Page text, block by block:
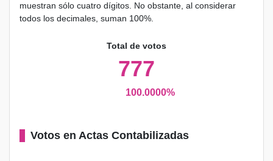
muestran sólo cuatro dígitos. No obstante, al considerar
todos los decimales, suman 100%.
Total de votos
777
100.0000%
Votos en Actas Contabilizadas